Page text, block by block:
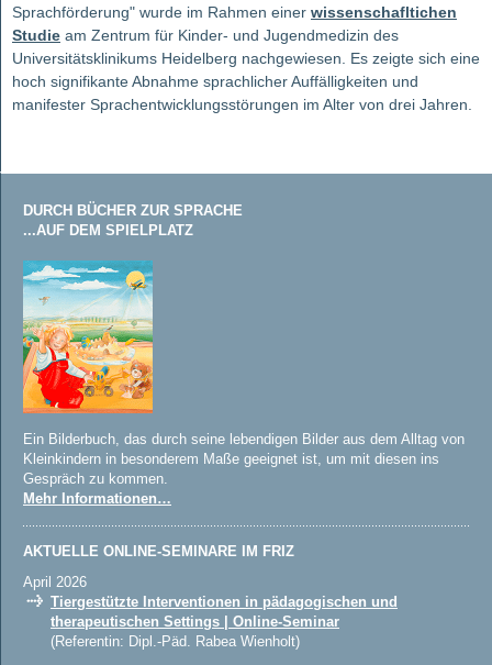
Sprachförderung" wurde im Rahmen einer wissenschafltichen
Studie am Zentrum für Kinder- und Jugendmedizin des
Universitätsklinikums Heidelberg nachgewiesen. Es zeigte sich eine
hoch signifikante Abnahme sprachlicher Auffälligkeiten und
manifester Sprachentwicklungsstörungen im Alter von drei Jahren.
DURCH BÜCHER ZUR SPRACHE
...AUF DEM SPIELPLATZ
Ein Bilderbuch, das durch seine lebendigen Bilder aus dem Alltag von
Kleinkindern in besonderem Maße geeignet ist, um mit diesen ins
Gespräch zu kommen.
Mehr Informationen…
AKTUELLE ONLINE-SEMINARE IM FRIZ
April 2026
Tiergestützte Interventionen in pädagogischen und
therapeutischen Settings | Online-Seminar
(Referentin: Dipl.-Päd. Rabea Wienholt)